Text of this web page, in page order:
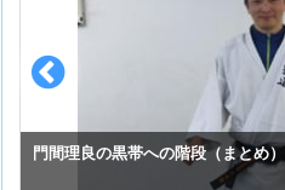
門間理良の黒帯への階段（まとめ）